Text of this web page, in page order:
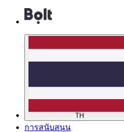
TH
การสนับสนุน